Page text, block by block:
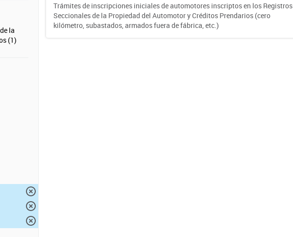
la
(1)
Trámites de inscripciones iniciales de automotores inscriptos en los Registros
Seccionales de la Propiedad del Automotor y Créditos Prendarios (cero
kilómetro, subastados, armados fuera de fábrica, etc.)